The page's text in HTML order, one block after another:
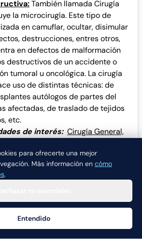
para ofrecerte una mejor
Más información en cómo
.
Entendido
También llamada Cirugía
la microcirugía. Este tipo de
en camuflar, ocultar, disimular
destrucciones, entres otros,
en defectos de malformación
destructivos de un accidente o
tumoral u oncológica. La cirugía
uso de distintas técnicas: de
autólogos de partes del
afectadas, de traslado de tejidos
etc.
de interés: Cirugía General,
.
Ayuda